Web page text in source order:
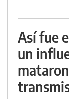
Así fue
un